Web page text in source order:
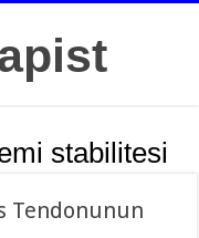
stabilitesi
Tendonunun